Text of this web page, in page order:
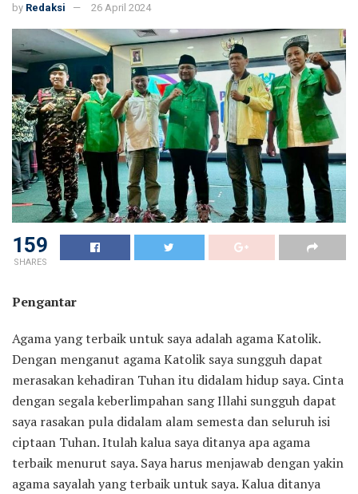
by Redaksi 26 April 2024
159
SHARES
Pengantar
Agama yang terbaik untuk saya adalah agama Katolik.
Dengan menganut agama Katolik saya sungguh dapat
merasakan kehadiran Tuhan itu didalam hidup saya. Cinta
dengan segala keberlimpahan sang Illahi sungguh dapat
saya rasakan pula didalam alam semesta dan seluruh isi
ciptaan Tuhan. Itulah kalua saya ditanya apa agama
terbaik menurut saya. Saya harus menjawab dengan yakin
agama sayalah yang terbaik untuk saya. Kalua ditanya